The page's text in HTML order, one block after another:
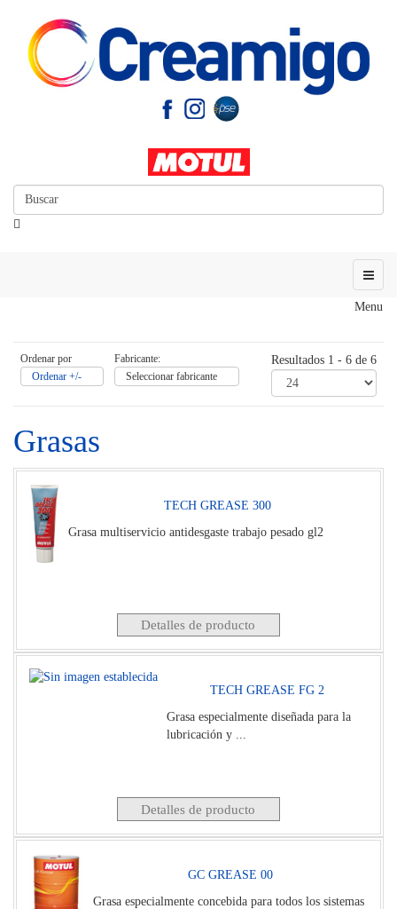
Menu
Ordenar por
Ordenar +/-
Fabricante:
Seleccionar fabricante
Resultados 1 - 6 de 6
Grasas
TECH GREASE 300
Grasa multiservicio antidesgaste trabajo pesado gl2
Detalles de producto
TECH GREASE FG 2
Grasa especialmente diseñada para la
lubricación y ...
Detalles de producto
GC GREASE 00
Grasa especialmente concebida para todos los sistemas